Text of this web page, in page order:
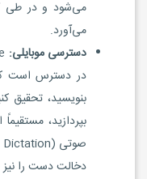
می‌شود و در طی
می‌آورد.
دسترسی موبایلی:
در دسترس است
بنویسید، تحقیق
بپردازید،
دخالت دست را